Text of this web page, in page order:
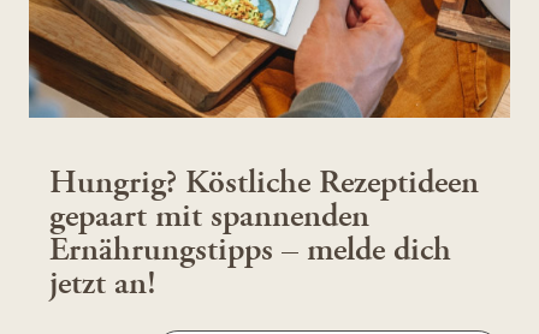
Hungrig? Köstliche Rezeptideen
gepaart mit spannenden
Ernährungstipps – melde dich
jetzt an!